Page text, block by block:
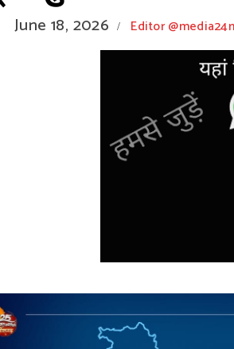
June 18, 2026 / Editor